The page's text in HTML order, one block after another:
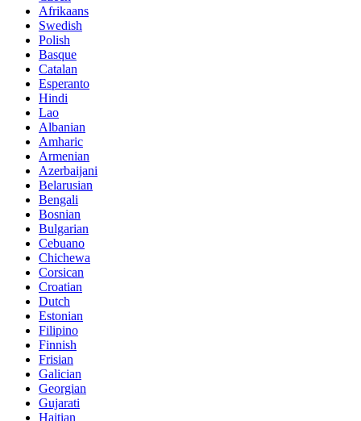
Afrikaans
Swedish
Polish
Basque
Catalan
Esperanto
Hindi
Lao
Albanian
Amharic
Armenian
Azerbaijani
Belarusian
Bengali
Bosnian
Bulgarian
Cebuano
Chichewa
Corsican
Croatian
Dutch
Estonian
Filipino
Finnish
Frisian
Galician
Georgian
Gujarati
Haitian